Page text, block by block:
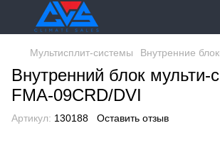
Мультисплит-системы Внутренние
Внутренний блок мульти-
FMA-09CRD/DVI
Артикул: 130188 Оставить отзыв